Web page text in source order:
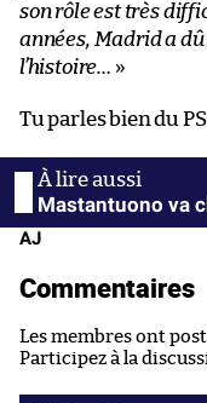
son rôle est très
années, Madrid a
l’histoire… »
Tu parles bien du
Mastantuono va
AJ
Commentaires
Les membres ont
Participez à la